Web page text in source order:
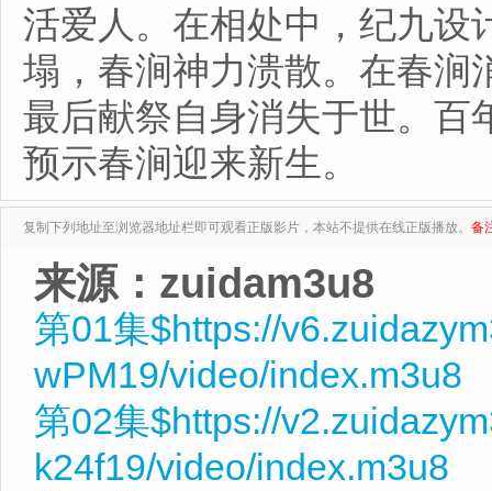
活爱人。在相处中，纪九设
塌，春涧神力溃散。在春涧
最后献祭自身消失于世。百
预示春涧迎来新生。
复制下列地址至浏览器地址栏即可观看正版影片，本站不提供在线正版播放。 备
来源：zuidam3u8
第01集$https://
wPM19/video/index.m3u8
第02集$https://
k24f19/video/index.m3u8